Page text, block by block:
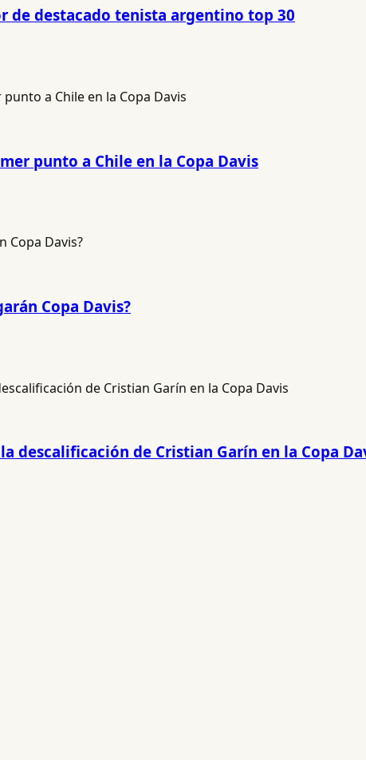
de destacado tenista argentino top 30
punto a Chile en la Copa Davis
Copa Davis?
descalificación de Cristian Garín en la Copa